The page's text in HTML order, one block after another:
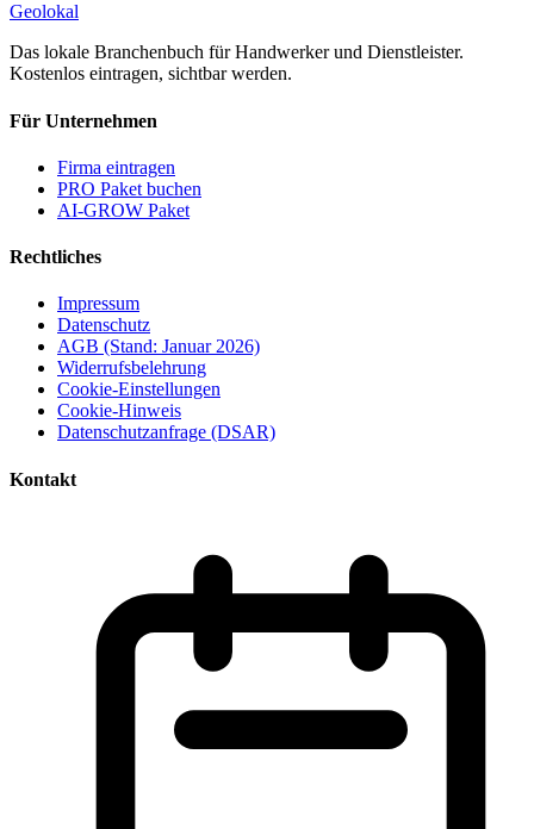
Geolokal
Das lokale Branchenbuch für Handwerker und Dienstleister.
Kostenlos eintragen, sichtbar werden.
Für Unternehmen
Firma eintragen
PRO Paket buchen
AI-GROW Paket
Rechtliches
Impressum
Datenschutz
AGB (Stand: Januar 2026)
Widerrufsbelehrung
Cookie-Einstellungen
Cookie-Hinweis
Datenschutzanfrage (DSAR)
Kontakt